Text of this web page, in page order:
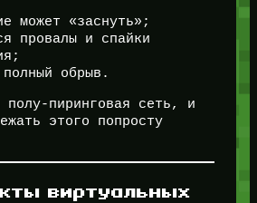
может «заснуть»;
провалы и спайки
полный обрыв.
полу-пиринговая сеть, и
этого попросту
виртуальных